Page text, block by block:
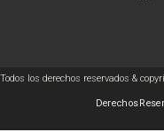
Todos los derechos reservados &
Derechos